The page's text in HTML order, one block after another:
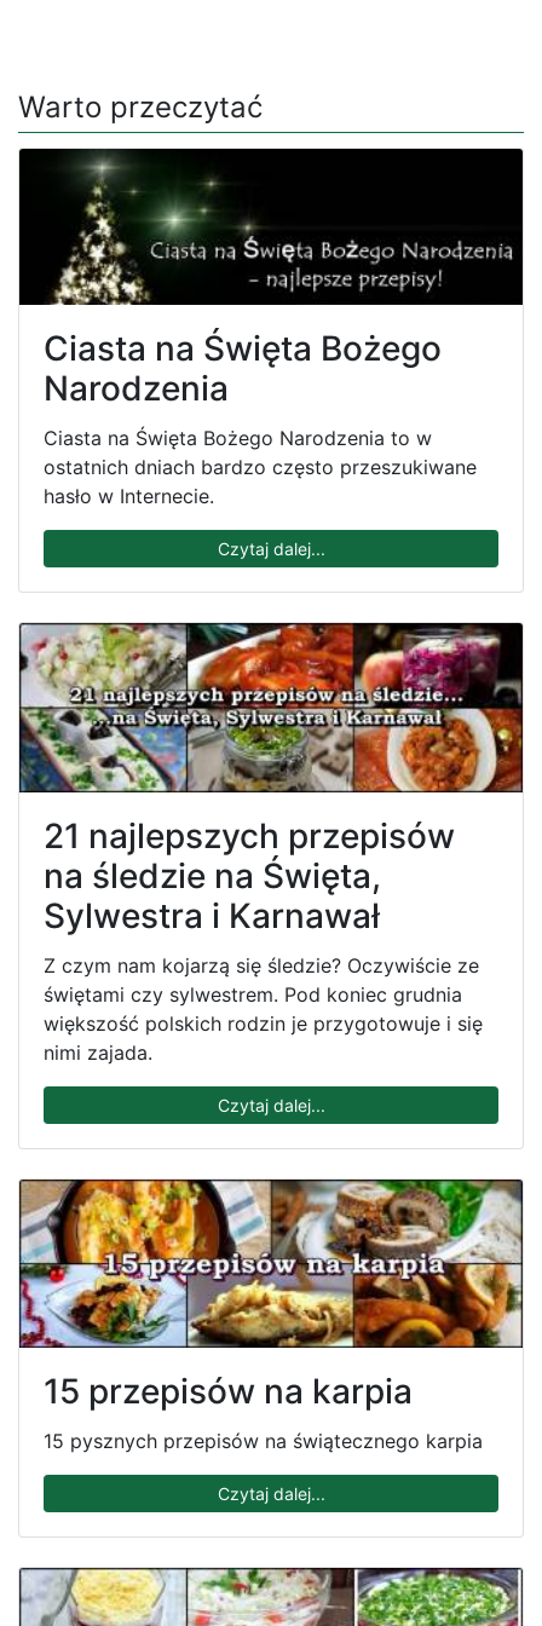
Warto przeczytać
Ciasta na Święta Bożego
Narodzenia
Ciasta na Święta Bożego Narodzenia to w
ostatnich dniach bardzo często przeszukiwane
hasło w Internecie.
Czytaj dalej...
21 najlepszych przepisów
na śledzie na Święta,
Sylwestra i Karnawał
Z czym nam kojarzą się śledzie? Oczywiście ze
świętami czy sylwestrem. Pod koniec grudnia
większość polskich rodzin je przygotowuje i się
nimi zajada.
Czytaj dalej...
15 przepisów na karpia
15 pysznych przepisów na świątecznego karpia
Czytaj dalej...